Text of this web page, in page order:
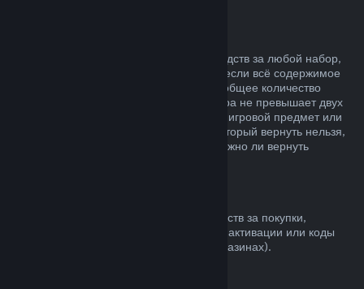
Вы можете получить полный возврат средств за любой набор,
купленный в магазине Steam, но только если всё содержимое
набора находится на вашем аккаунте и общее количество
времени пользования товарами из набора не превышает двух
часов. Если к набору прилагается внутриигровой предмет или
дополнительный контент, средства за который вернуть нельзя,
при оформлении покупки вы узнаете, можно ли вернуть
Valve не может предложить возврат средств за покупки,
сделанные вне Steam (например, ключи активации или коды
кошелька Steam, купленные в других магазинах).